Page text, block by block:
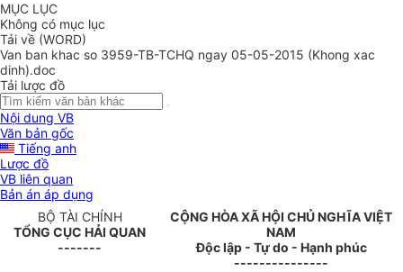
MỤC LỤC
Không có mục lục
Tải về (WORD)
Van ban khac so 3959-TB-TCHQ ngay 05-05-2015 (Khong xac
dinh).doc
Tải lược đồ
Nội dung VB
Văn bản gốc
Tiếng anh
Lược đồ
VB liên quan
Bản án áp dụng
BỘ TÀI CHÍNH
TỔNG CỤC HẢI QUAN
-------
CỘNG HÒA XÃ HỘI CHỦ NGHĨA VIỆT
NAM
Độc lập - Tự do - Hạnh phúc
---------------